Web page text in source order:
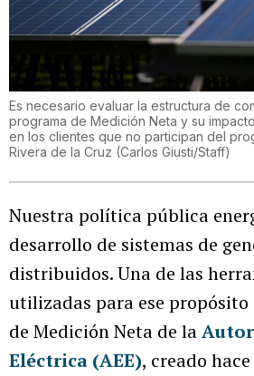
Es necesario evaluar la estructura de
programa de Medición Neta y su
en los clientes que no participan del
Rivera de la Cruz (Carlos Giusti/Staff)
Nuestra política pública
desarrollo de sistemas de
distribuidos. Una de las
utilizadas para ese propósito
de Medición Neta de la
Eléctrica (AEE), creado